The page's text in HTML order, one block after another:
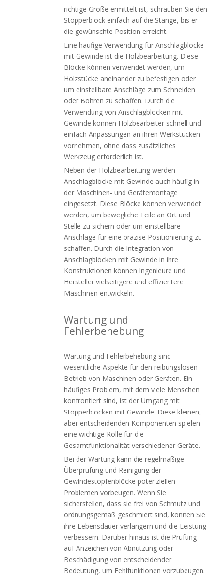
richtige Größe ermittelt ist, schrauben Sie den
Stopperblock einfach auf die Stange, bis er
die gewünschte Position erreicht.
Eine häufige Verwendung für Anschlagblöcke
mit Gewinde ist die Holzbearbeitung. Diese
Blöcke können verwendet werden, um
Holzstücke aneinander zu befestigen oder
um einstellbare Anschläge zum Schneiden
oder Bohren zu schaffen. Durch die
Verwendung von Anschlagblöcken mit
Gewinde können Holzbearbeiter schnell und
einfach Anpassungen an ihren Werkstücken
vornehmen, ohne dass zusätzliches
Werkzeug erforderlich ist.
Neben der Holzbearbeitung werden
Anschlagblöcke mit Gewinde auch häufig in
der Maschinen- und Gerätemontage
eingesetzt. Diese Blöcke können verwendet
werden, um bewegliche Teile an Ort und
Stelle zu sichern oder um einstellbare
Anschläge für eine präzise Positionierung zu
schaffen. Durch die Integration von
Anschlagblöcken mit Gewinde in ihre
Konstruktionen können Ingenieure und
Hersteller vielseitigere und effizientere
Maschinen entwickeln.
Wartung und
Fehlerbehebung
Wartung und Fehlerbehebung sind
wesentliche Aspekte für den reibungslosen
Betrieb von Maschinen oder Geräten. Ein
häufiges Problem, mit dem viele Menschen
konfrontiert sind, ist der Umgang mit
Stopperblöcken mit Gewinde. Diese kleinen,
aber entscheidenden Komponenten spielen
eine wichtige Rolle für die
Gesamtfunktionalität verschiedener Geräte.
Bei der Wartung kann die regelmäßige
Überprüfung und Reinigung der
Gewindestopfenblöcke potenziellen
Problemen vorbeugen. Wenn Sie
sicherstellen, dass sie frei von Schmutz und
ordnungsgemäß geschmiert sind, können Sie
ihre Lebensdauer verlängern und die Leistung
verbessern. Darüber hinaus ist die Prüfung
auf Anzeichen von Abnutzung oder
Beschädigung von entscheidender
Bedeutung, um Fehlfunktionen vorzubeugen.